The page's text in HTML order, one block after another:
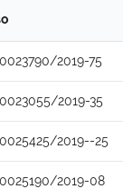
2019-75
2019-35
2019--25
2019-08